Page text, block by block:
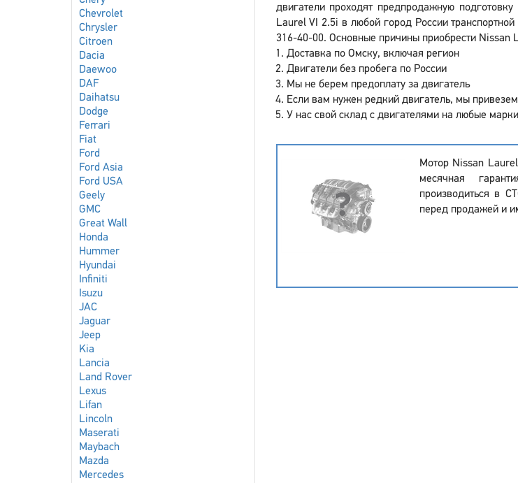
Chevrolet
Chrysler
Citroen
Dacia
Daewoo
DAF
Daihatsu
Dodge
Ferrari
Fiat
Ford
Ford Asia
Ford USA
Geely
GMC
Great Wall
Honda
Hummer
Hyundai
Infiniti
Isuzu
JAC
Jaguar
Jeep
Kia
Lancia
Land Rover
Lexus
Lifan
Lincoln
Maserati
Maybach
Mazda
Mercedes
двигатели проходят предпродажную
Laurel VI 2.5i в любой город России
316-40-00. Основные причины приобрести Nissan
Доставка по Омску, включая регион
Двигатели без пробега по России
Мы не берем предоплату за двигатель
Если вам нужен редкий двигатель, мы
У нас свой склад с двигателями на любые
Мотор Nissan
месячная
производиться в
перед продажей и